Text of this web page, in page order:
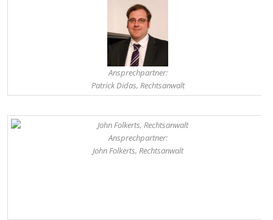
Ansprechpartner:
Patrick Didas, Rechtsanwalt
Ansprechpartner:
John Folkerts, Rechtsanwalt